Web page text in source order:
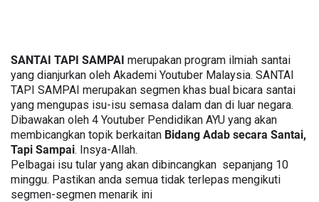
SANTAI TAPI SAMPAI merupakan program ilmiah santai
yang dianjurkan oleh Akademi Youtuber Malaysia. SANTAI
TAPI SAMPAI merupakan segmen khas bual bicara santai
yang mengupas isu-isu semasa dalam dan di luar negara.
Dibawakan oleh 4 Youtuber Pendidikan AYU yang akan
membicangkan topik berkaitan Bidang Adab secara Santai,
Tapi Sampai. Insya-Allah.
Pelbagai isu tular yang akan dibincangkan  sepanjang 10
minggu. Pastikan anda semua tidak terlepas mengikuti
segmen-segmen menarik ini